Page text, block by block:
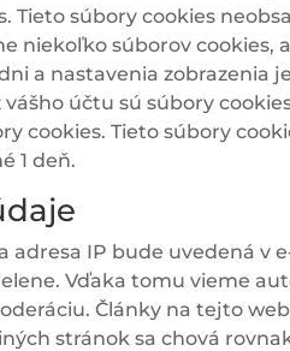
Tieto súbory cookies
niekoľko súborov cookies,
a nastavenia zobrazenia
vášho účtu sú súbory
cookies. Tieto súbory
1 deň.
adresa IP bude uvedená
Vďaka tomu vieme
Články na tejto
stránok sa chová